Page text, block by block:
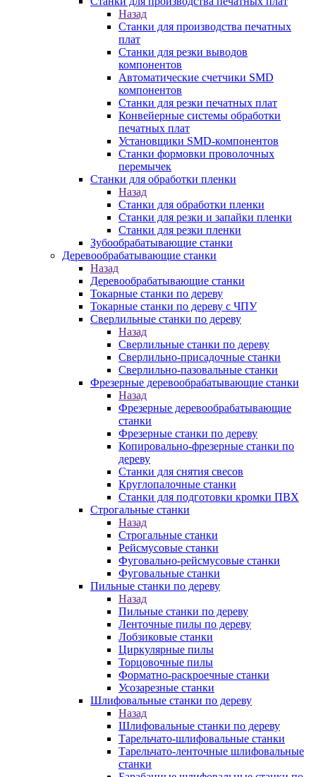
Назад
Станки для производства печатных
плат
Станки для резки выводов
компонентов
Автоматические счетчики SMD
компонентов
Станки для резки печатных плат
Конвейерные системы обработки
печатных плат
Установщики SMD-компонентов
Станки формовки проволочных
перемычек
Станки для обработки пленки
Назад
Станки для обработки пленки
Станки для резки и запайки пленки
Станки для резки пленки
Зубообрабатывающие станки
Деревообрабатывающие станки
Назад
Деревообрабатывающие станки
Токарные станки по дереву
Токарные станки по дереву с ЧПУ
Сверлильные станки по дереву
Назад
Сверлильные станки по дереву
Сверлильно-присадочные станки
Сверлильно-пазовальные станки
Фрезерные деревообрабатывающие станки
Назад
Фрезерные деревообрабатывающие
станки
Фрезерные станки по дереву
Копировально-фрезерные станки по
дереву
Станки для снятия свесов
Круглопалочные станки
Станки для подготовки кромки ПВХ
Строгальные станки
Назад
Строгальные станки
Рейсмусовые станки
Фуговально-рейсмусовые станки
Фуговальные станки
Пильные станки по дереву
Назад
Пильные станки по дереву
Ленточные пилы по дереву
Лобзиковые станки
Циркулярные пилы
Торцовочные пилы
Форматно-раскроечные станки
Усозарезные станки
Шлифовальные станки по дереву
Назад
Шлифовальные станки по дереву
Тарельчато-шлифовальные станки
Тарельчато-ленточные шлифовальные
станки